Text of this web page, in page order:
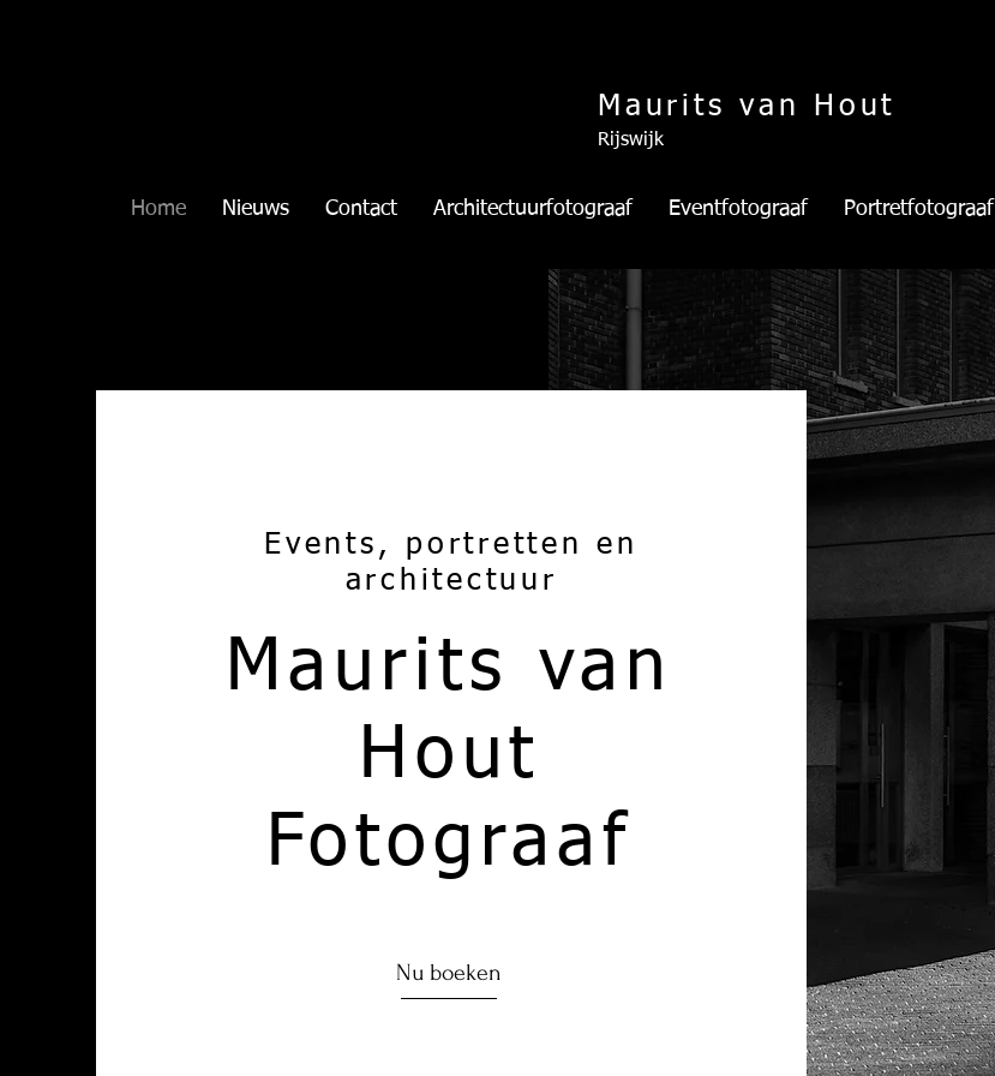
Maurits van Hout
Rijswijk
Home Nieuws Contact Architectuurfotograaf Eventfotograaf Portretfotograaf
Events, portretten en
architectuur
Maurits van
Hout
Fotograaf
Nu boeken